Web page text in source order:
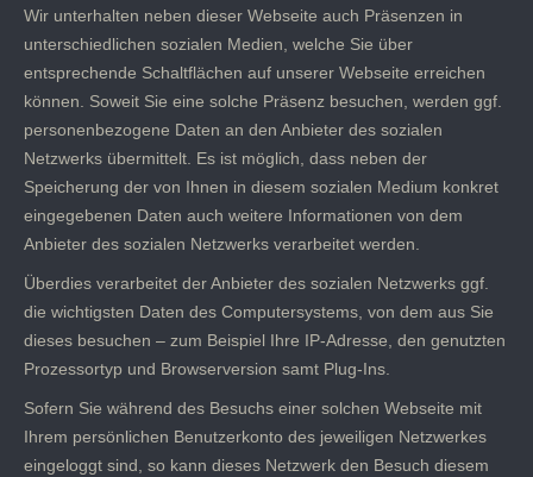
Wir unterhalten neben dieser Webseite auch Präsenzen in
unterschiedlichen sozialen Medien, welche Sie über
entsprechende Schaltflächen auf unserer Webseite erreichen
können. Soweit Sie eine solche Präsenz besuchen, werden ggf.
personenbezogene Daten an den Anbieter des sozialen
Netzwerks übermittelt. Es ist möglich, dass neben der
Speicherung der von Ihnen in diesem sozialen Medium konkret
eingegebenen Daten auch weitere Informationen von dem
Anbieter des sozialen Netzwerks verarbeitet werden.
Überdies verarbeitet der Anbieter des sozialen Netzwerks ggf.
die wichtigsten Daten des Computersystems, von dem aus Sie
dieses besuchen – zum Beispiel Ihre IP-Adresse, den genutzten
Prozessortyp und Browserversion samt Plug-Ins.
Sofern Sie während des Besuchs einer solchen Webseite mit
Ihrem persönlichen Benutzerkonto des jeweiligen Netzwerkes
eingeloggt sind, so kann dieses Netzwerk den Besuch diesem